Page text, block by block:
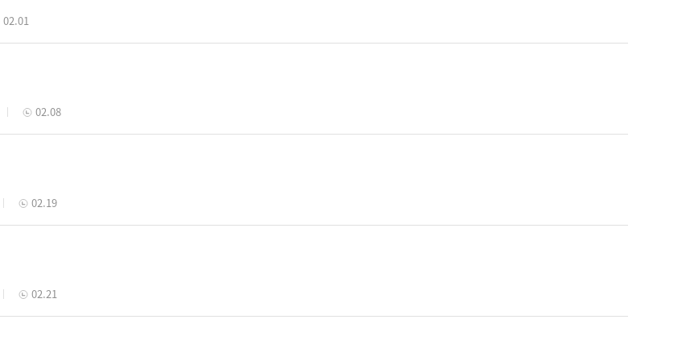
02.01
02.08
02.19
02.21